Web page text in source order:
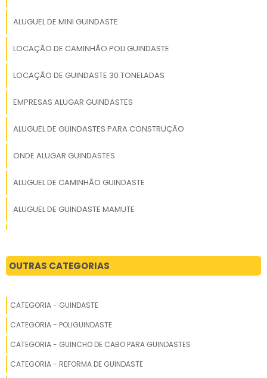
Orçamentos claros,
acompanhamento em
justo com qualidade
benefício: oferecemos alta
competitivos. Sem
surpresas: transparência
total no contrato e nos
ALUGUEL DE MINI GUINDASTE
LOCAÇÃO DE CAMINHÃO POLI GUINDASTE
LOCAÇÃO DE GUINDASTE 30 TONELADAS
EMPRESAS ALUGAR GUINDASTES
ALUGUEL DE GUINDASTES PARA CONSTRUÇÃO
ONDE ALUGAR GUINDASTES
ALUGUEL DE CAMINHÃO GUINDASTE
ALUGUEL DE GUINDASTE MAMUTE
LOCAÇÃO DE GUINDASTE 220 TONELADAS
LOCAÇÃO DE GUINDASTE 500 TONELADAS
LOCAÇÃO DE GUINDASTE 200 TONELADAS
OUTRAS CATEGORIAS
CATEGORIA - GUINDASTE
CATEGORIA - POLIGUINDASTE
CATEGORIA - GUINCHO DE CABO PARA GUINDASTES
CATEGORIA - REFORMA DE GUINDASTE